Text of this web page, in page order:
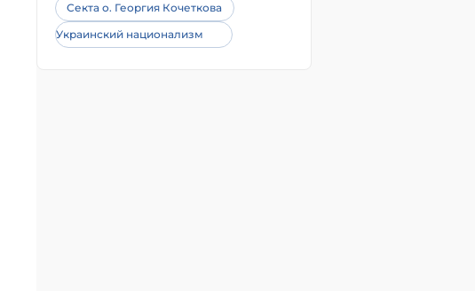
Секта о. Георгия Кочеткова
Украинский национализм